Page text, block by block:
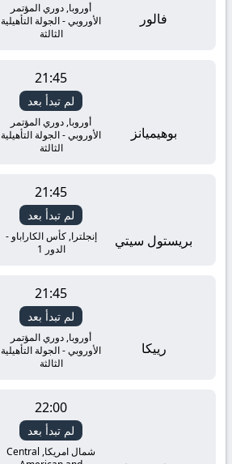
فالور
أوروبا, دوري المؤتمر
الأوروبي - الجولة التأهيلية
الثالثة
بوهيميانز
21:45
لم تبدأ بعد
أوروبا, دوري المؤتمر
الأوروبي - الجولة التأهيلية
الثالثة
بريستول سيتي
21:45
لم تبدأ بعد
إنجلترا, كأس الكاراباو -
الدور 1
رييكا
21:45
لم تبدأ بعد
أوروبا, دوري المؤتمر
الأوروبي - الجولة التأهيلية
الثالثة
22:00
لم تبدأ بعد
شمال امريكا, Central